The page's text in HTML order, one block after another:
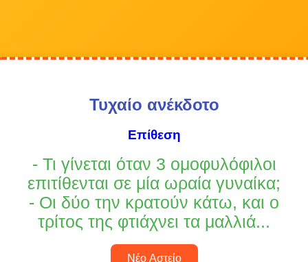
Τυχαίο ανέκδοτο
Επίθεση
- Τι γίνεται όταν 3 ομοφυλόφιλοι
επιτίθενται σε μία ωραία γυναίκα;
- Οι δύο την κρατούν κάτω, και ο
τρίτος της φτιάχνει τα μαλλιά...
Νέο Αστείο